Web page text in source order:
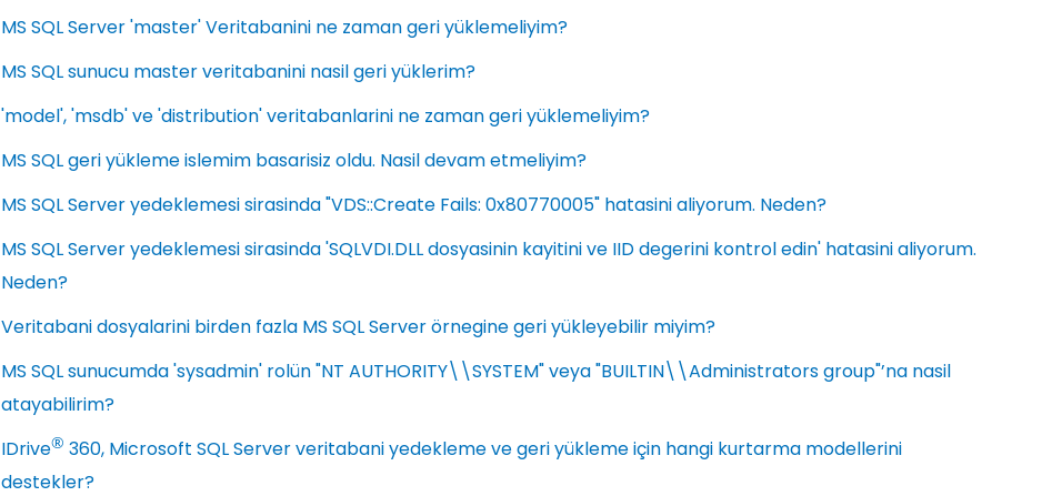
MS SQL Server 'master' Veritabanini ne zaman geri yüklemeliyim?
MS SQL sunucu master veritabanini nasil geri yüklerim?
'model', 'msdb' ve 'distribution' veritabanlarini ne zaman geri yüklemeliyim?
MS SQL geri yükleme islemim basarisiz oldu. Nasil devam etmeliyim?
MS SQL Server yedeklemesi sirasinda "VDS::Create Fails: 0x80770005" hatasini aliyorum. Neden?
MS SQL Server yedeklemesi sirasinda 'SQLVDI.DLL dosyasinin kayitini ve IID degerini kontrol edin' hatasini aliyorum.
Neden?
Veritabani dosyalarini birden fazla MS SQL Server örnegine geri yükleyebilir miyim?
MS SQL sunucumda 'sysadmin' rolün "NT AUTHORITY\\SYSTEM" veya "BUILTIN\\Administrators group"’na nasil
atayabilirim?
IDrive® 360, Microsoft SQL Server veritabani yedekleme ve geri yükleme için hangi kurtarma modellerini
destekler?